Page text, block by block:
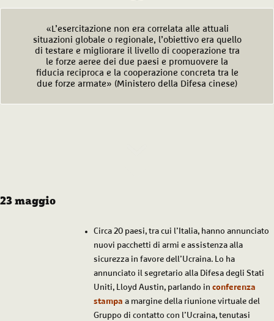
«L’esercitazione non era correlata alle attuali
situazioni globale o regionale, l’obiettivo era quello
di testare e migliorare il livello di cooperazione tra
le forze aeree dei due paesi e promuovere la
fiducia reciproca e la cooperazione concreta tra le
due forze armate» (Ministero della Difesa cinese)
23 maggio
Circa 20 paesi, tra cui l’Italia, hanno annunciato
nuovi pacchetti di armi e assistenza alla
sicurezza in favore dell’Ucraina. Lo ha
annunciato il segretario alla Difesa degli Stati
Uniti, Lloyd Austin, parlando in conferenza
stampa a margine della riunione virtuale del
Gruppo di contatto con l’Ucraina, tenutasi